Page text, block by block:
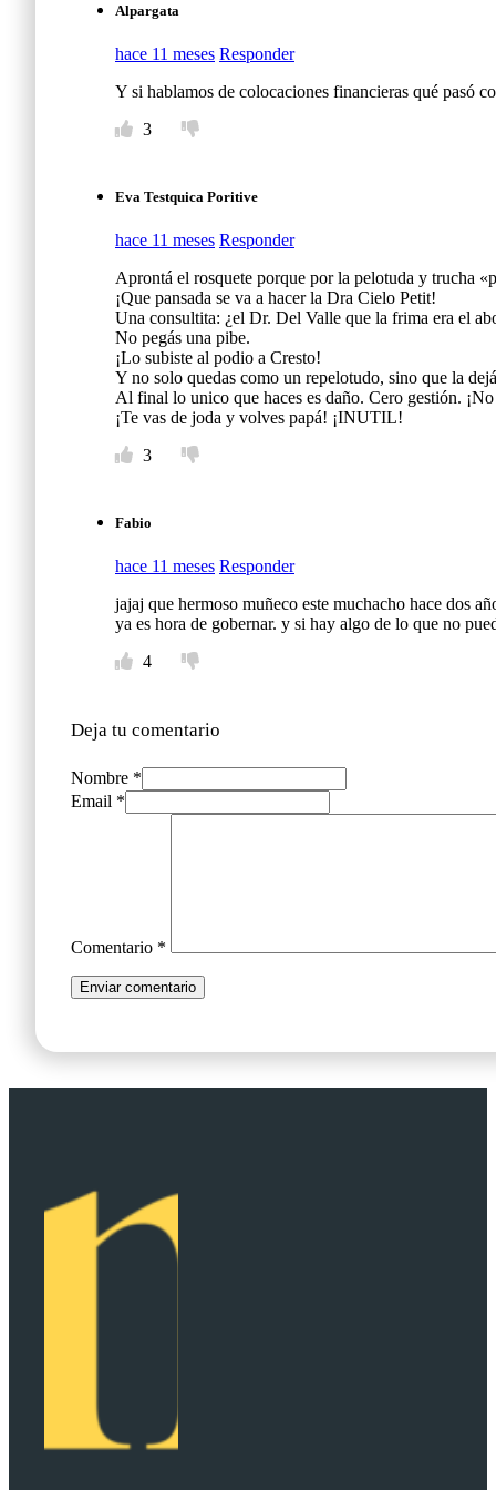
Alpargata
hace 11 meses Responder
Y si hablamos de colocaciones financieras qué pasó
3
Eva Testquica Poritive
hace 11 meses Responder
Aprontá el rosquete porque por la pelotuda y trucha
¡Que pansada se va a hacer la Dra Cielo Petit!
Una consultita: ¿el Dr. Del Valle que la frima era el
No pegás una pibe.
¡Lo subiste al podio a Cresto!
Y no solo quedas como un repelotudo, sino que la
Al final lo unico que haces es daño. Cero gestión. ¡No
¡Te vas de joda y volves papá! ¡INUTIL!
3
Fabio
hace 11 meses Responder
jajaj que hermoso muñeco este muchacho hace dos
ya es hora de gobernar. y si hay algo de lo que no
4
Deja tu comentario
Nombre *
Email *
Comentario *